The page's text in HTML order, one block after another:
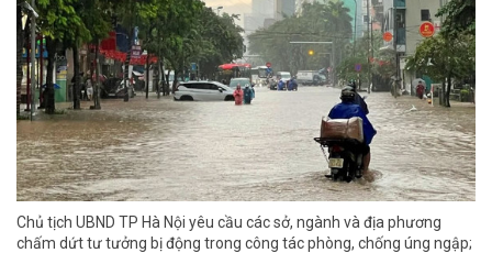
Chủ tịch UBND TP Hà Nội yêu cầu các sở, ngành và địa phương
chấm dứt tư tưởng bị động trong công tác phòng, chống úng ngập;